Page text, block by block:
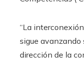
“La
sigue avanzando
dirección de la